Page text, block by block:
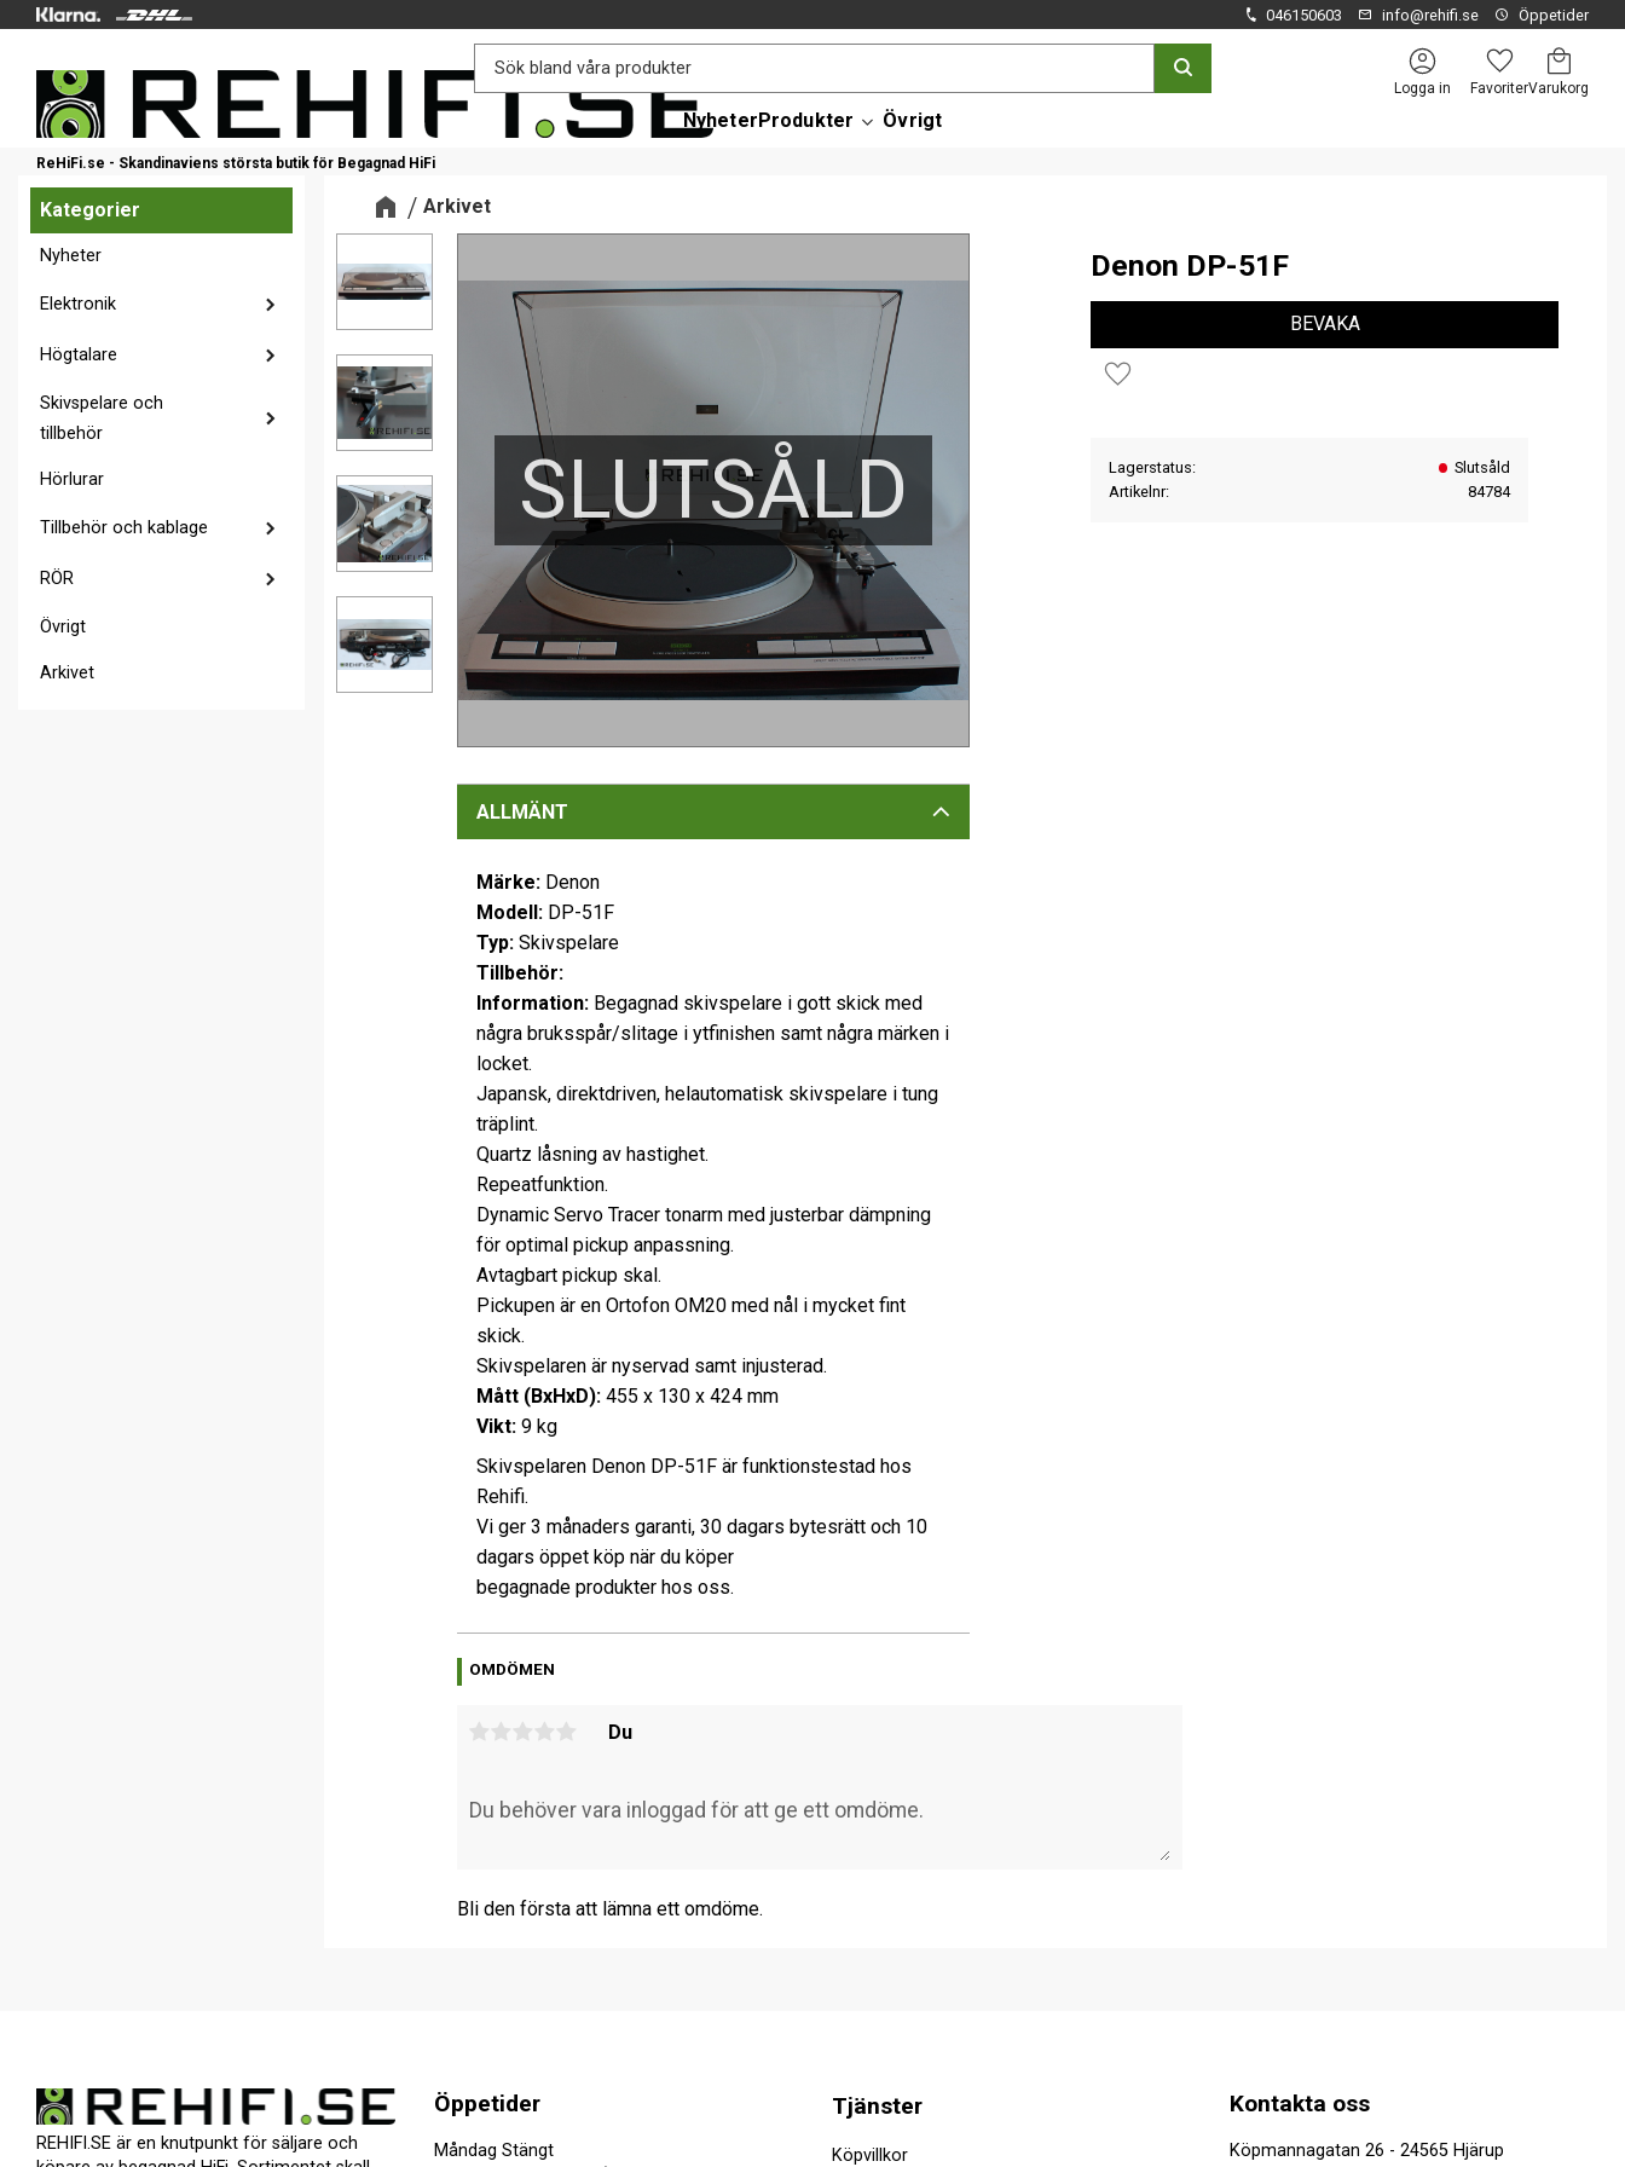
046150603 info@rehifi.se Öppetider
ReHiFi.se - Skandinaviens största butik för Begagnad HiFi
Logga in
Favoriter
Kundvagn
NyheterProdukter Övrigt
Arkivet
Denon DP-51F
SLUTSÅLD
Lägg till i favoriter
BEVAKA
Lagerstatus
Slutsåld
Artikelnr
84784
ALLMÄNT
Märke: Denon
Modell: DP-51F
Typ:Skivspelare
Tillbehör:
Information: Begagnad skivspelare i gott skick med
några bruksspår/slitage i ytfinishen samt några märken i
locket.
Japansk, direktdriven, helautomatisk skivspelare i tung
träplint.
Quartz låsning av hastighet.
Repeatfunktion.
Dynamic Servo Tracer tonarm med justerbar dämpning
för optimal pickup anpassning.
Avtagbart pickup skal.
Pickupen är en Ortofon OM20 med nål i mycket fint
skick.
Skivspelaren är nyservad samt injusterad.
Mått (BxHxD): 455 x 130 x 424 mm
Vikt: 9 kg
Skivspelaren Denon DP-51F är funktionstestad hos
Rehifi.
Vi ger 3 månaders garanti, 30 dagars bytesrätt och 10
dagars öppet köp när du köper
begagnade produkter hos oss.
OMDÖMEN
Du
Bli den första att lämna ett omdöme.
Kategorier
Nyheter
Elektronik
Högtalare
Skivspelare och
tillbehör
Hörlurar
Tillbehör och kablage
RÖR
Övrigt
Arkivet
REHIFI.SE är en knutpunkt för säljare och
Öppetider
Måndag Stängt
Kontakta oss
Köpmannagatan 26 - 24565 Hjärup
Tjänster
Köpvillkor